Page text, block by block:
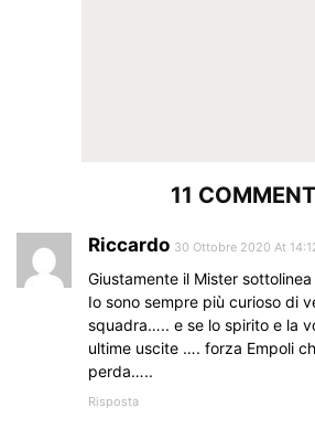
11
Riccardo 30 Ottobre 2020 At
Giustamente il Mister
Io sono sempre più curioso di
squadra….. e se lo spirito e la
ultime uscite …. forza Empoli
perda…..
Risposta